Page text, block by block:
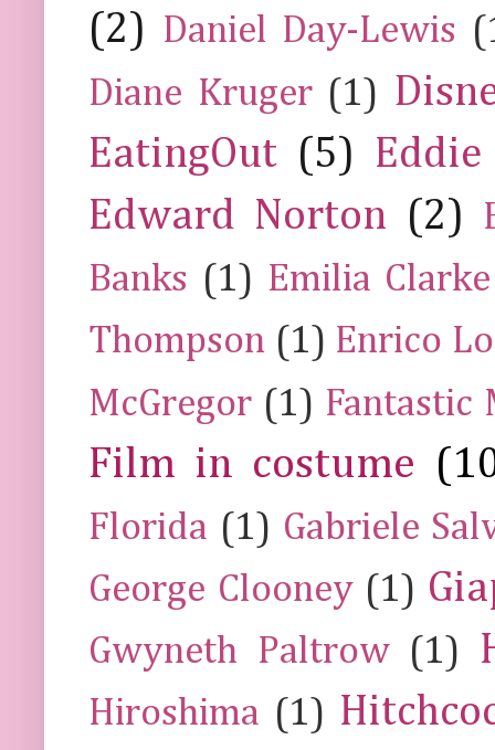
(2) Daniel Day-Lewis
Diane Kruger (1)
EatingOut (5) Eddie
Edward Norton (2)
Banks (1) Emilia Clarke
Thompson (1) Enrico
McGregor (1) Fantastic
Film in costume
Florida (1) Gabriele
George Clooney (1)
Gwyneth Paltrow (1)
Hiroshima (1)